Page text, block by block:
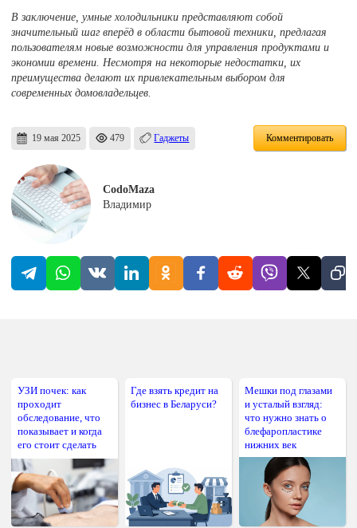
В заключение, умные холодильники представляют собой
значительный шаг вперёд в области бытовой техники, предлагая
пользователям новые возможности для управления продуктами и
экономии времени. Несмотря на некоторые недостатки, их
преимущества делают их привлекательным выбором для
современных домовладельцев.
19 мая 2025 479 Гаджеты Комментировать
CodoMaza
Владимир
УЗИ почек: как
проходит
обследование, что
показывает и когда
его стоит сделать
Где взять кредит на
бизнес в Беларуси?
Мешки под глазами
и усталый взгляд:
что нужно знать о
блефаропластике
нижних век